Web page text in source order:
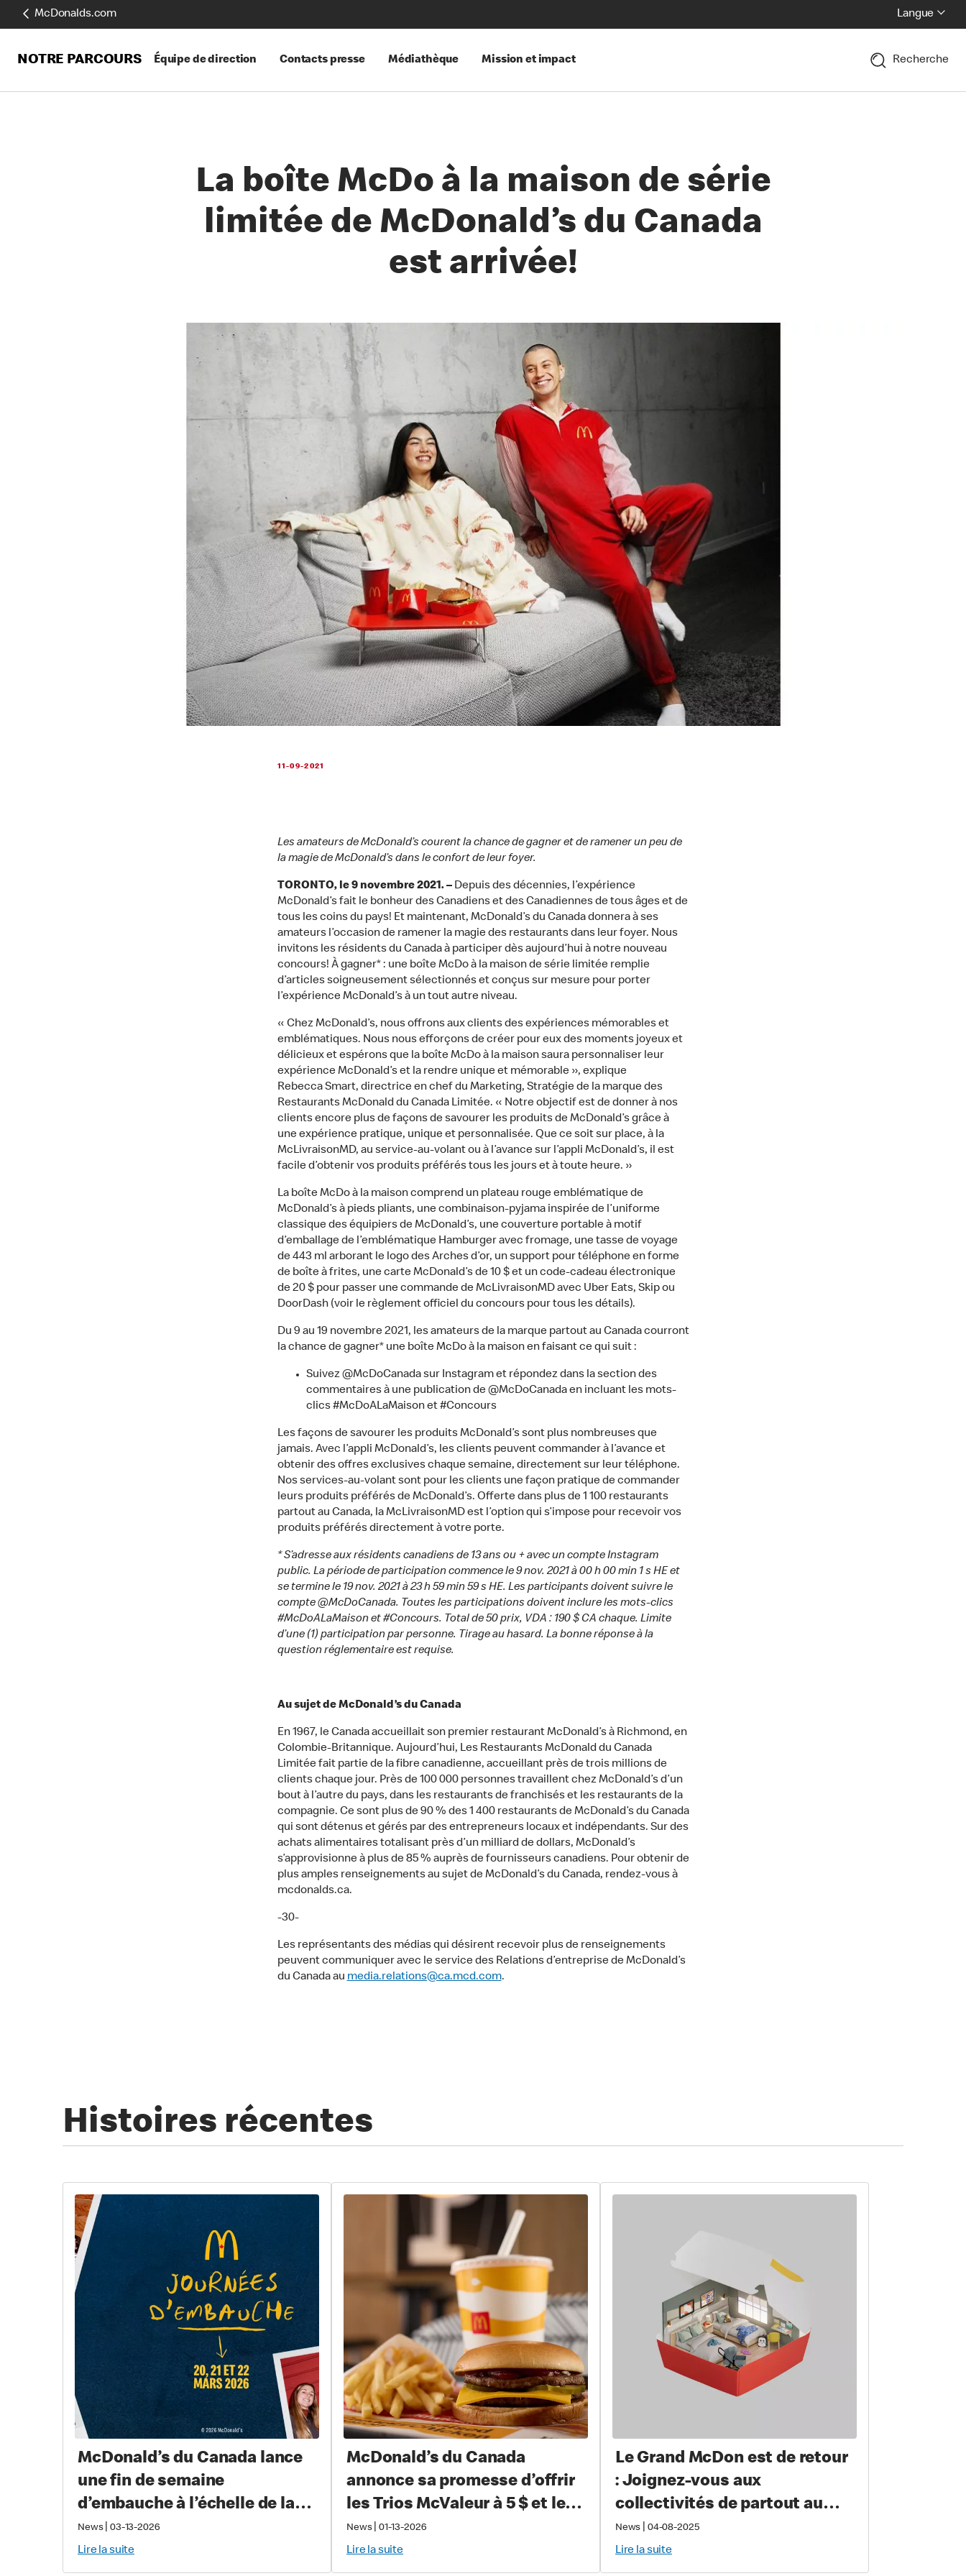
McDonalds.com Langue
NOTRE PARCOURS Équipe de direction Contacts presse Médiathèque Mission et impact Recherche
La boîte McDo à la maison de série
limitée de McDonald’s du Canada
est arrivée!
11-09-2021
Les amateurs de McDonald’s courent la chance de gagner et de ramener un peu de
la magie de McDonald’s dans le confort de leur foyer.
TORONTO, le 9 novembre 2021. –Depuis des décennies, l’expérience
McDonald’s fait le bonheur des Canadiens et des Canadiennes de tous âges et de
tous les coins du pays! Et maintenant, McDonald’s du Canada donnera à ses
amateurs l’occasion de ramener la magie des restaurants dans leur foyer. Nous
invitons les résidents du Canada à participer dès aujourd’hui à notre nouveau
concours! À gagner* : une boîte McDo à la maison de série limitée remplie
d’articles soigneusement sélectionnés et conçus sur mesure pour porter
l’expérience McDonald’s à un tout autre niveau.
« Chez McDonald’s, nous offrons aux clients des expériences mémorables et
emblématiques. Nous nous efforçons de créer pour eux des moments joyeux et
délicieux et espérons que la boîte McDo à la maison saura personnaliser leur
expérience McDonald’s et la rendre unique et mémorable », explique
Rebecca Smart, directrice en chef du Marketing, Stratégie de la marque des
Restaurants McDonald du Canada Limitée. « Notre objectif est de donner à nos
clients encore plus de façons de savourer les produits de McDonald’s grâce à
une expérience pratique, unique et personnalisée. Que ce soit sur place, à la
McLivraisonMD, au service-au-volant ou à l’avance sur l’appli McDonald’s, il est
facile d’obtenir vos produits préférés tous les jours et à toute heure. »
La boîte McDo à la maison comprend un plateau rouge emblématique de
McDonald’s à pieds pliants, une combinaison-pyjama inspirée de l’uniforme
classique des équipiers de McDonald’s, une couverture portable à motif
d’emballage de l’emblématique Hamburger avec fromage, une tasse de voyage
de 443 ml arborant le logo des Arches d’or, un support pour téléphone en forme
de boîte à frites, une carte McDonald’s de 10 $ et un code-cadeau électronique
de 20 $ pour passer une commande de McLivraisonMD avec Uber Eats, Skip ou
DoorDash (voir le règlement officiel du concours pour tous les détails).
Du 9 au 19 novembre 2021, les amateurs de la marque partout au Canada courront
la chance de gagner* une boîte McDo à la maison en faisant ce qui suit :
Suivez @McDoCanada sur Instagram et répondez dans la section des
commentaires à une publication de @McDoCanada en incluant les mots-
clics #McDoALaMaison et #Concours
Les façons de savourer les produits McDonald’s sont plus nombreuses que
jamais. Avec l’appli McDonald’s, les clients peuvent commander à l’avance et
obtenir des offres exclusives chaque semaine, directement sur leur téléphone.
Nos services-au-volant sont pour les clients une façon pratique de commander
leurs produits préférés de McDonald’s. Offerte dans plus de 1 100 restaurants
partout au Canada, la McLivraisonMD est l’option qui s’impose pour recevoir vos
produits préférés directement à votre porte.
* S’adresse aux résidents canadiens de 13 ans ou + avec un compte Instagram
public. La période de participation commence le 9 nov. 2021 à 00 h 00 min 1 s HE et
se termine le 19 nov. 2021 à 23 h 59 min 59 s HE. Les participants doivent suivre le
compte @McDoCanada. Toutes les participations doivent inclure les mots-clics
#McDoALaMaison et #Concours. Total de 50 prix, VDA : 190 $ CA chaque. Limite
d’une (1) participation par personne. Tirage au hasard. La bonne réponse à la
question réglementaire est requise.
Au sujet de McDonald’s du Canada
En 1967, le Canada accueillait son premier restaurant McDonald’s à Richmond, en
Colombie-Britannique. Aujourd’hui, Les Restaurants McDonald du Canada
Limitée fait partie de la fibre canadienne, accueillant près de trois millions de
clients chaque jour. Près de 100 000 personnes travaillent chez McDonald’s d’un
bout à l’autre du pays, dans les restaurants de franchisés et les restaurants de la
compagnie. Ce sont plus de 90 % des 1 400 restaurants de McDonald’s du Canada
qui sont détenus et gérés par des entrepreneurs locaux et indépendants. Sur des
achats alimentaires totalisant près d’un milliard de dollars, McDonald’s
s’approvisionne à plus de 85 % auprès de fournisseurs canadiens. Pour obtenir de
plus amples renseignements au sujet de McDonald’s du Canada, rendez-vous à
mcdonalds.ca.
-30-
Les représentants des médias qui désirent recevoir plus de renseignements
peuvent communiquer avec le service des Relations d’entreprise de McDonald’s
du Canada au media.relations@ca.mcd.com.
Histoires récentes
McDonald’s du Canada lance
une fin de semaine
d’embauche à l’échelle de la
province pour recruter
près de 2 000 nouveaux
News| 03-13-2026
Lire la suite
McDonald’s du Canada
annonce sa promesse d’offrir
les Trios McValeur à 5 $ et le
café McCafé®, petit format, à
1 $ pendant un an
News| 01-13-2026
Lire la suite
Le Grand McDon est de retour
: Joignez-vous aux
collectivités de partout au
Canada le jeudi 8 mai afin de
soutenir les familles d’enfant
News 04-08-2025
Lire la suite